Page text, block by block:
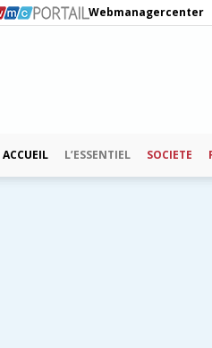
Webmanagercenter
ACCUEIL L’ESSENTIEL SOCIETE